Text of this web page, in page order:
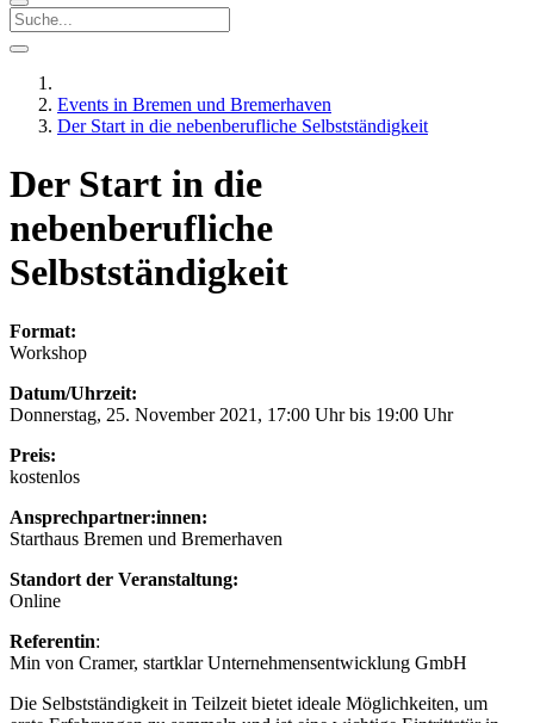
Events in Bremen und Bremerhaven
Der Start in die nebenberufliche Selbstständigkeit
Der Start in die
nebenberufliche
Selbstständigkeit
Format:
Workshop
Datum/Uhrzeit:
Donnerstag, 25. November 2021, 17:00 Uhr bis 19:00 Uhr
Preis:
kostenlos
Ansprechpartner:innen:
Starthaus Bremen und Bremerhaven
Standort der Veranstaltung:
Online
Referentin:
Min von Cramer, startklar Unternehmensentwicklung GmbH
Die Selbstständigkeit in Teilzeit bietet ideale Möglichkeiten, um